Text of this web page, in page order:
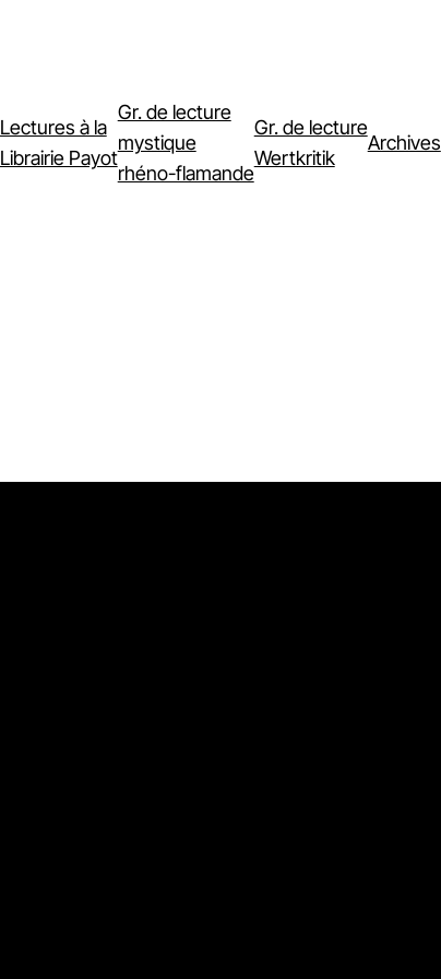
Lectures à la
Librairie Payot
Gr. de lecture
mystique
rhéno-flamande
Gr. de lecture
Wertkritik
Archives